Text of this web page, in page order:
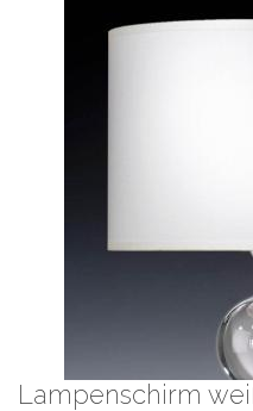
Lampenschirm